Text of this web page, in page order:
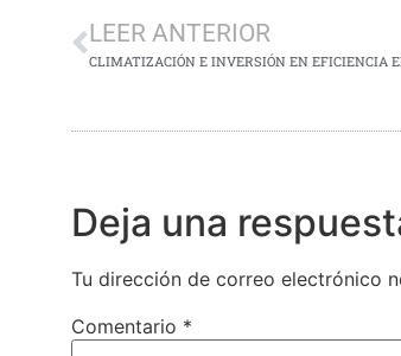
LEER ANTERIOR
CLIMATIZACIÓN E INVERSIÓN EN EFICIENCIA
Deja una
Tu dirección de correo electrónico
Comentario *